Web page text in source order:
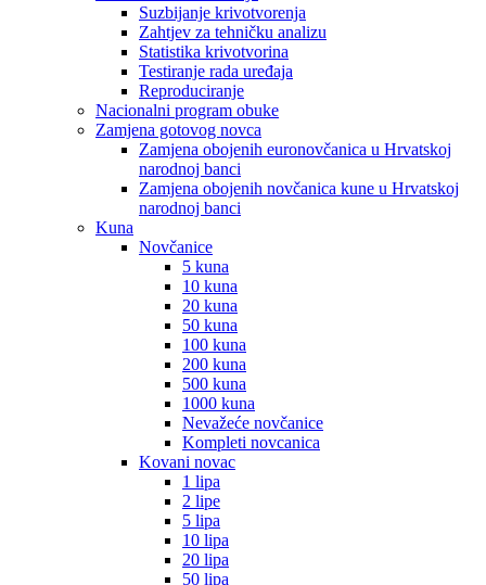
Suzbijanje krivotvorenja
Zahtjev za tehničku analizu
Statistika krivotvorina
Testiranje rada uređaja
Reproduciranje
Nacionalni program obuke
Zamjena gotovog novca
Zamjena obojenih euronovčanica u Hrvatskoj
narodnoj banci
Zamjena obojenih novčanica kune u Hrvatskoj
narodnoj banci
Kuna
Novčanice
5 kuna
10 kuna
20 kuna
50 kuna
100 kuna
200 kuna
500 kuna
1000 kuna
Nevažeće novčanice
Kompleti novcanica
Kovani novac
1 lipa
2 lipe
5 lipa
10 lipa
20 lipa
50 lipa